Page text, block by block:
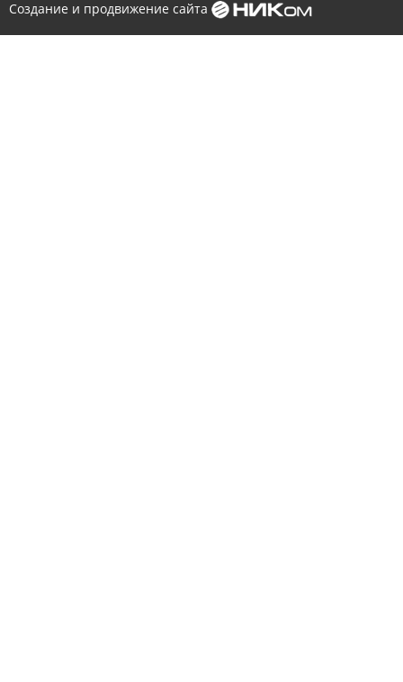
Создание и продвижение сайта